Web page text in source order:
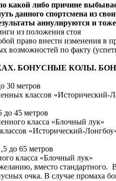
какой либо причине
данного спортсмена из
аннулируются и
из положения стоя
право внести изменения
возможностей по факту
БОНУСНЫЕ КОЛЫ.
30 метров
классов «Исторический-
до 45 метров
класса «Блочный лук»
«Исторический-
до 65 метров
класса «Блочный лук»
вместо
очка. В случае промаха